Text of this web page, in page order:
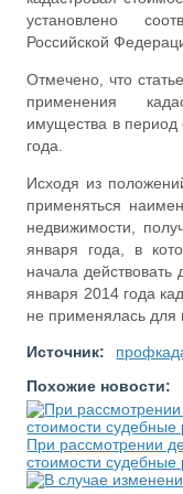
установлено
Российской
Отмечено, что
применения
имущества в период
года.
Исходя из
применяться
недвижимости,
января года, в
начала
января 2014 года
не применялась для
Источник:
Похожие новости:
При рассмотрении
стоимости судебные